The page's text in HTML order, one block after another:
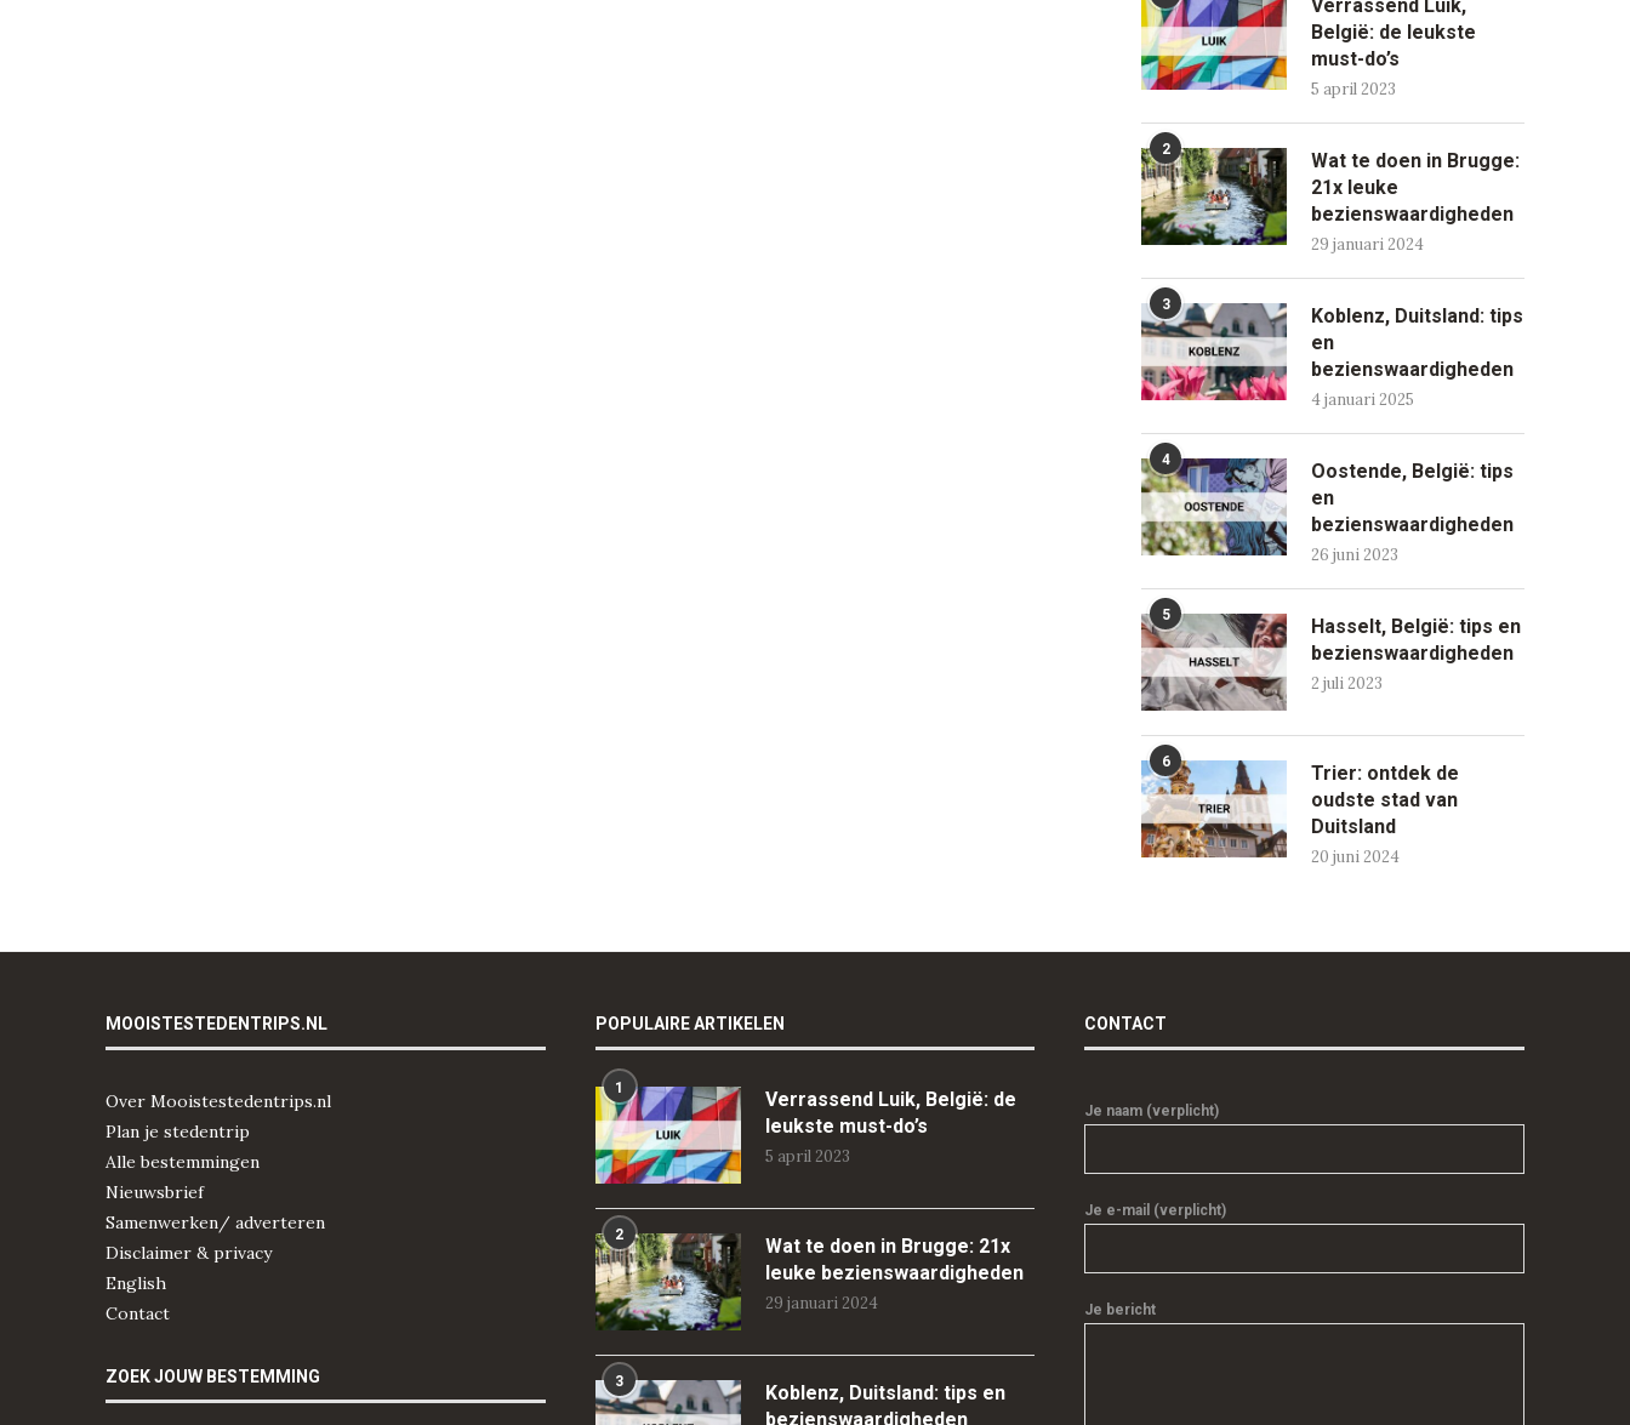
Verrassend Luik,
België: de leukste
must-do’s
5 april 2023
2
Wat te doen in Brugge:
21x leuke
bezienswaardigheden
29 januari 2024
3
Koblenz, Duitsland: tips
en
bezienswaardigheden
4 januari 2025
4
Oostende, België: tips
en
bezienswaardigheden
26 juni 2023
5
Hasselt, België: tips en
bezienswaardigheden
2 juli 2023
6
Trier: ontdek de
oudste stad van
Duitsland
20 juni 2024
MOOISTESTEDENTRIPS.NL
Over Mooistestedentrips.nl
Plan je stedentrip
Alle bestemmingen
Nieuwsbrief
Samenwerken/ adverteren
Disclaimer & privacy
English
Contact
ZOEK JOUW BESTEMMING
POPULAIRE ARTIKELEN
1
Verrassend Luik, België: de
leukste must-do’s
5 april 2023
2
Wat te doen in Brugge: 21x
leuke bezienswaardigheden
29 januari 2024
3
Koblenz, Duitsland: tips en
bezienswaardigheden
CONTACT
Je naam (verplicht)
Je e-mail (verplicht)
Je bericht